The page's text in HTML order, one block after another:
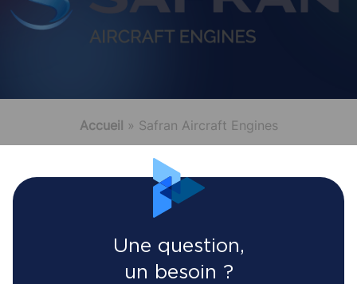
Accueil » Safran Aircraft Engines
Une question,
un besoin ?